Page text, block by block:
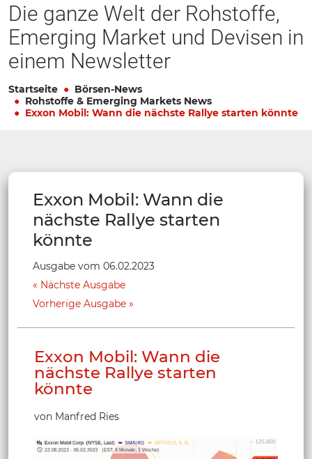
Die ganze Welt der Rohstoffe,
Emerging Market und Devisen in
einem Newsletter
Startseite
Börsen-News
Rohstoffe & Emerging Markets News
Exxon Mobil: Wann die nächste Rallye starten könnte
Exxon Mobil: Wann die
nächste Rallye starten
könnte
Ausgabe vom 06.02.2023
Nächste Ausgabe
Vorherige Ausgabe
Exxon Mobil: Wann die
nächste Rallye starten
könnte
von Manfred Ries